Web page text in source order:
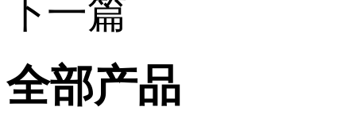
下一篇
全部产品